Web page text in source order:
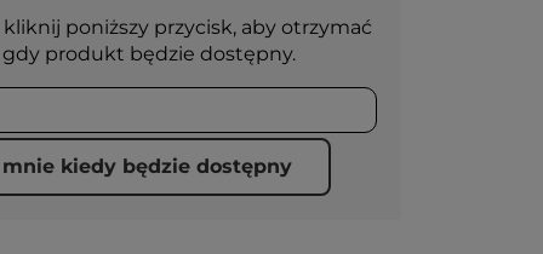
poniższy przycisk, aby otrzymać
produkt będzie dostępny.
kiedy będzie dostępny